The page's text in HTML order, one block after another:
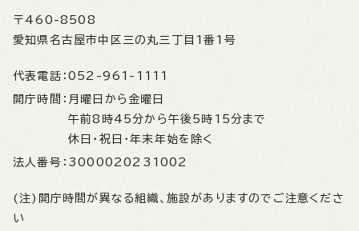
〒460-8508
愛知県名古屋市中区三の丸三丁目1番1号
代表電話： 052-961-1111
開庁時間： 月曜日から金曜日
午前8時45分から午後5時15分まで
休日・祝日・年末年始を除く
法人番号： 3000020231002
(注)開庁時間が異なる組織、施設がありますのでご注意くださ
い